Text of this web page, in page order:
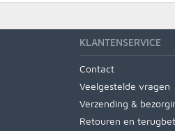
KLANTENSERVICE
Contact
Veelgestelde vragen
Verzending &
Retouren en